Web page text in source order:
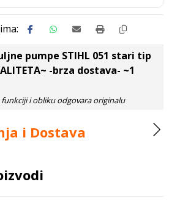
pumpe STIHL 051 stari tip
-brza dostava- ~1
i Dostava